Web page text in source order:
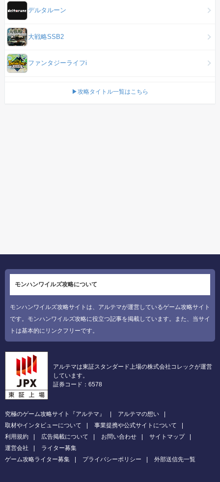
デルタルーン
大戦略SSB2
ファンタジーライフi
▶攻略タイトル一覧はこちら
モンハンワイルズ攻略について
モンハンワイルズ攻略サイトは、アルテマが運営しているゲーム攻略サイト
です。モンハンワイルズ攻略に役立つ記事を掲載しています。また、当サイ
トは基本的にリンクフリーです。
アルテマは東証スタンダード上場の株式会社コレックが運営
しています。
証券コード：6578
究極のゲーム攻略サイト『アルテマ』
アルテマの想い
取材やインタビューについて
事業提携や公式サイトについて
利用規約
広告掲載について お問い合わせ
サイトマップ
運営会社
ライター募集
ゲーム攻略ライター募集
プライバシーポリシー 外部送信先一覧